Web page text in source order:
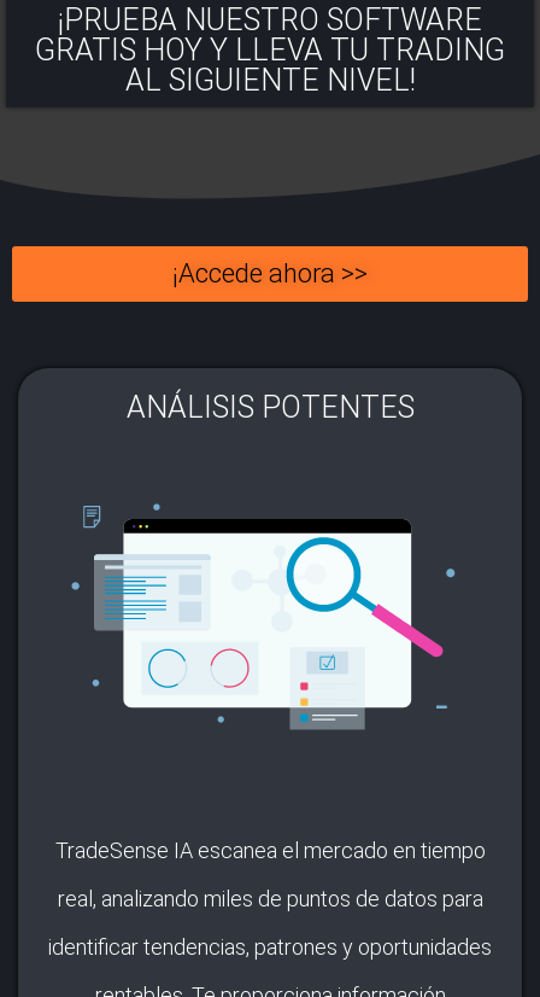
¡PRUEBA NUESTRO SOFTWARE
GRATIS HOY Y LLEVA TU TRADING
AL SIGUIENTE NIVEL!
¡Accede ahora >>
ANÁLISIS POTENTES
TradeSense IA escanea el mercado en tiempo
real, analizando miles de puntos de datos para
identificar tendencias, patrones y oportunidades